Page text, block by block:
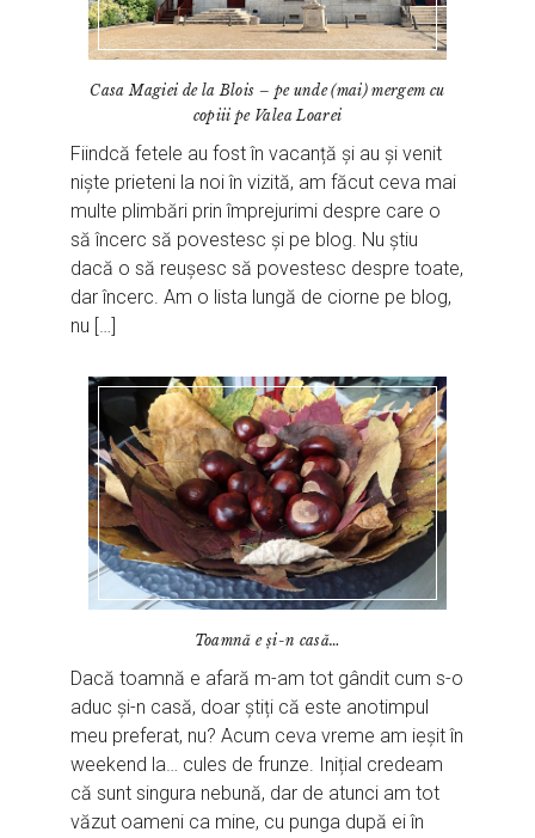
Casa Magiei de la Blois – pe unde (mai) mergem cu
copiii pe Valea Loarei
Fiindcă fetele au fost în vacanță și au și venit
niște prieteni la noi în vizită, am făcut ceva mai
multe plimbări prin împrejurimi despre care o
să încerc să povestesc și pe blog. Nu știu
dacă o să reușesc să povestesc despre toate,
dar încerc. Am o lista lungă de ciorne pe blog,
nu […]
Toamnă e și-n casă…
Dacă toamnă e afară m-am tot gândit cum s-o
aduc și-n casă, doar știți că este anotimpul
meu preferat, nu? Acum ceva vreme am ieșit în
weekend la… cules de frunze. Inițial credeam
că sunt singura nebună, dar de atunci am tot
văzut oameni ca mine, cu punga după ei în